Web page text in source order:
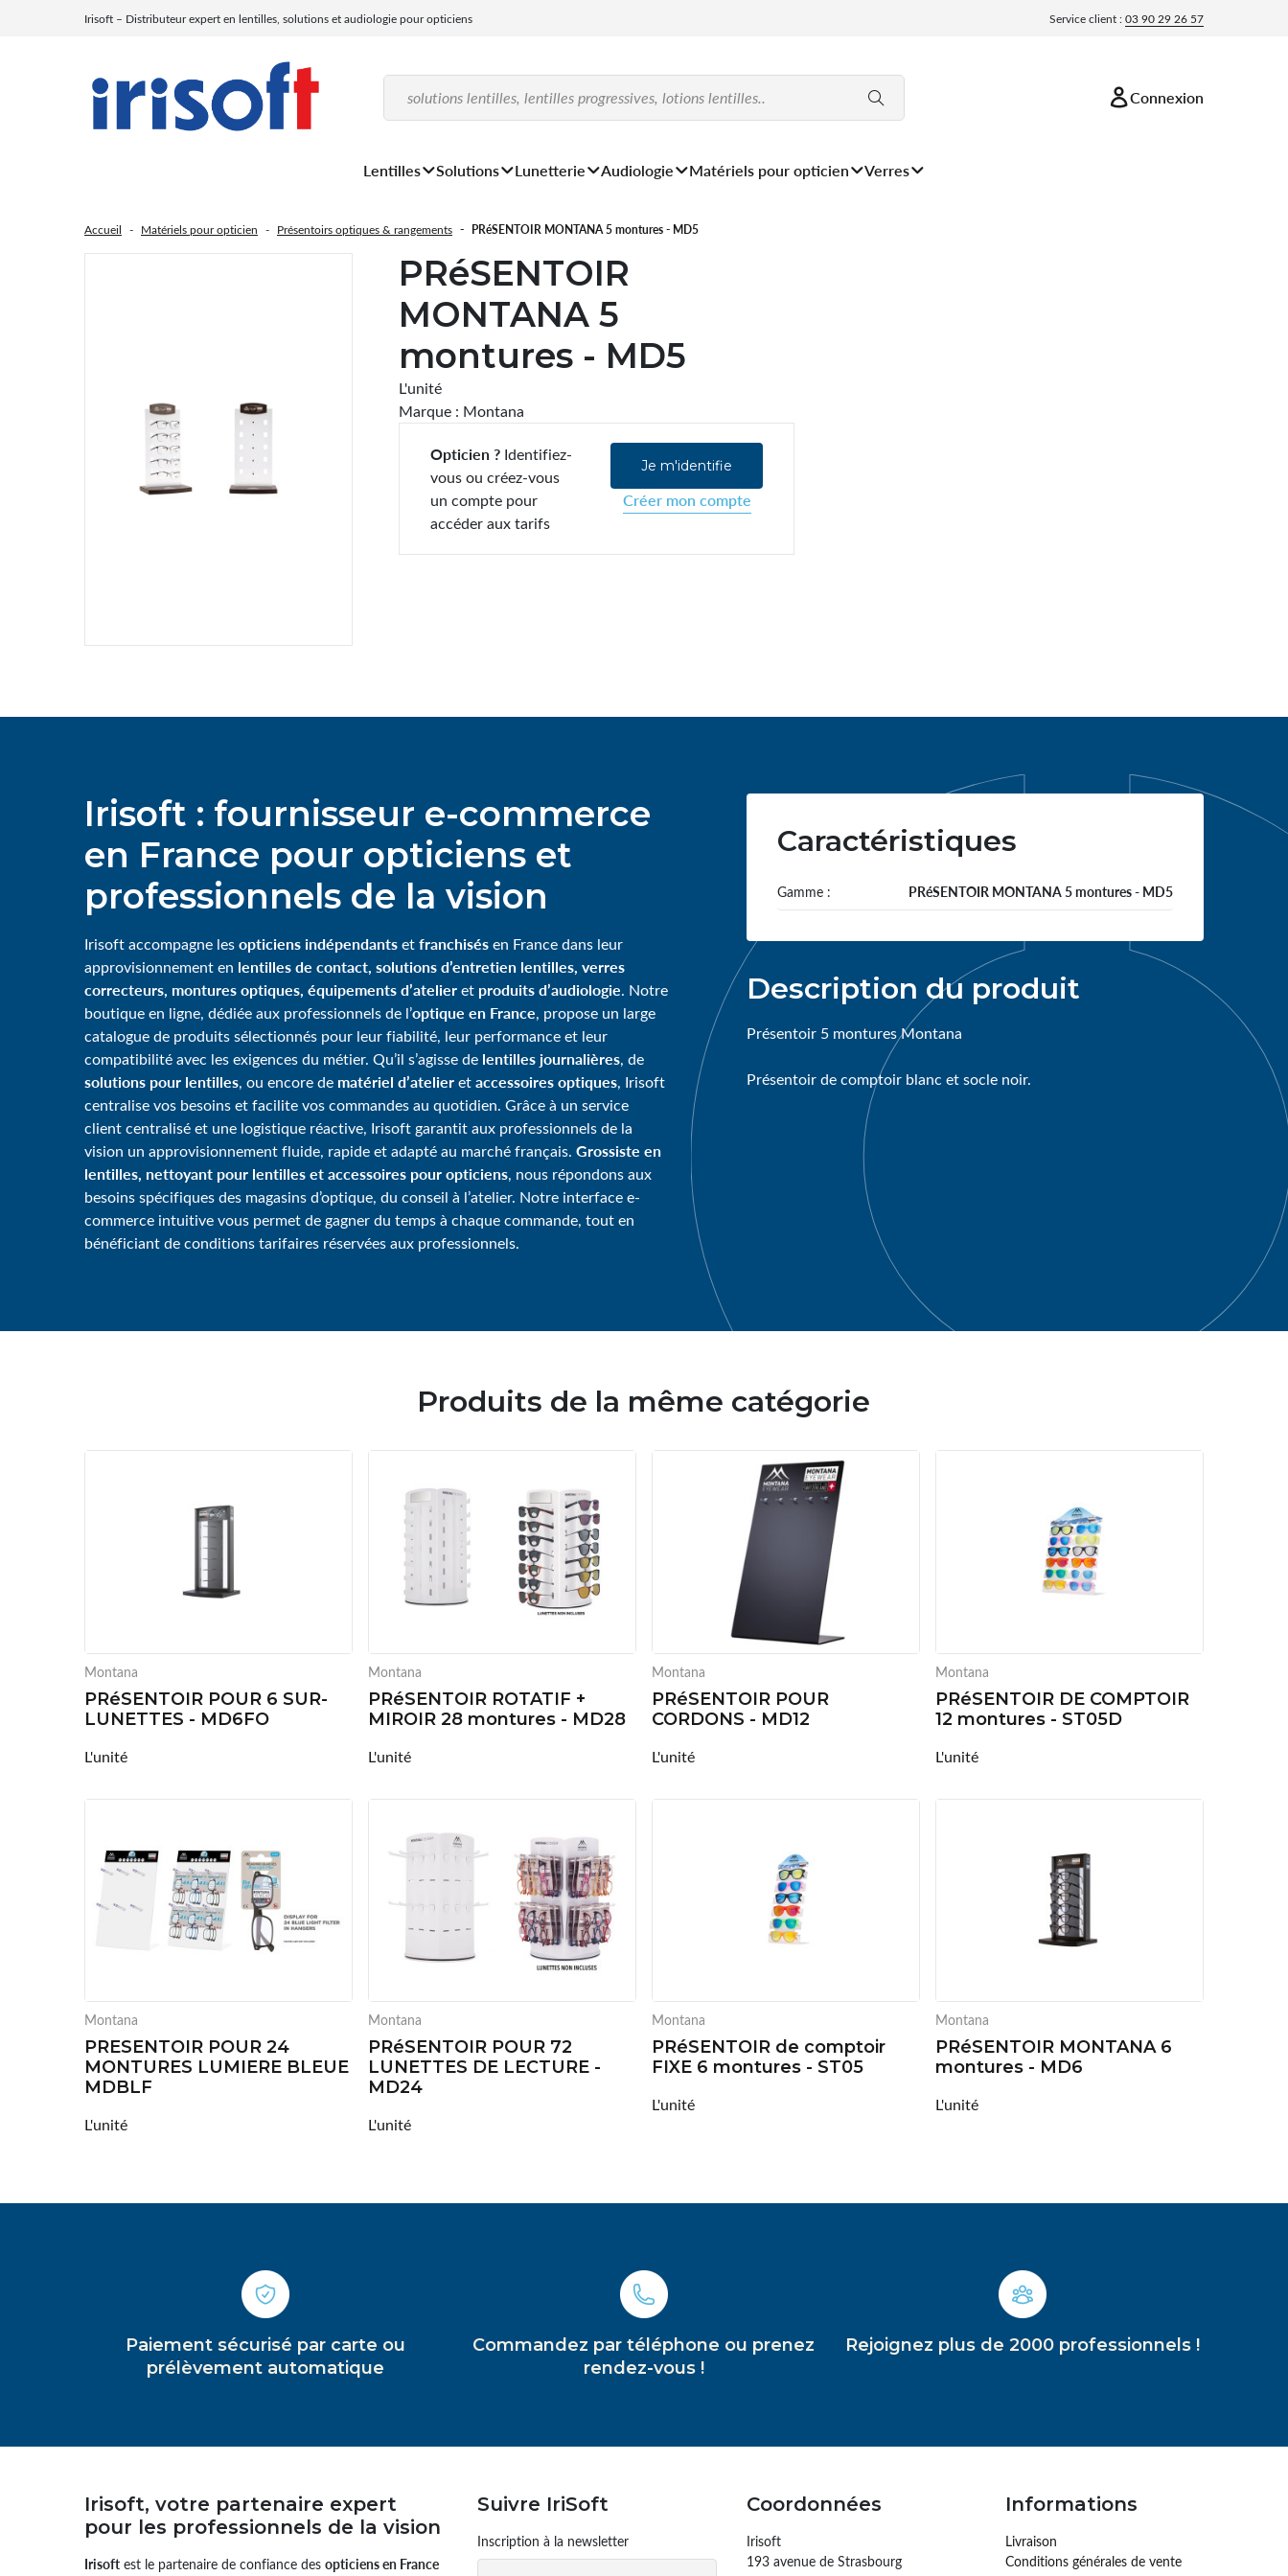
Irisoft – Distributeur expert en lentilles, solutions et audiologie pour opticiens Service client :03 90 29 26 57
Connexion
Lentilles Solutions Lunetterie Audiologie Matériels pour opticien Verres
Accueil Matériels pour opticien Présentoirs optiques & rangements PRéSENTOIR MONTANA 5 montures - MD5
PRéSENTOIR
MONTANA 5
montures - MD5
L'unité
Marque : Montana
Opticien ?Identifiez-
vous ou créez-vous
un compte pour
accéder aux tarifs
Je m'identifie
Créer mon compte
Irisoft : fournisseur e-commerce
en France pour opticiens et
professionnels de la vision
Irisoft accompagne lesopticiens indépendantsetfranchisésen France dans leur
approvisionnement en lentilles de contact, solutions d’entretien lentilles, verres
correcteurs, montures optiques, équipements d’atelieret produits d’audiologie. Notre
boutique en ligne, dédiée aux professionnels de l’optique en France, propose un large
catalogue de produits sélectionnés pour leur fiabilité, leur performance et leur
compatibilité avec les exigences du métier. Qu’il s’agisse de lentilles journalières, de
solutions pour lentilles, ou encore de matériel d’atelieretaccessoires optiques, Irisoft
centralise vos besoins et facilite vos commandes au quotidien. Grâce à un service
client centralisé et une logistique réactive, Irisoft garantit aux professionnels de la
vision un approvisionnement fluide, rapide et adapté au marché français. Grossiste en
lentilles, nettoyant pour lentilles et accessoires pour opticiens, nous répondons aux
besoins spécifiques des magasins d’optique, du conseil à l’atelier. Notre interface e-
commerce intuitive vous permet de gagner du temps à chaque commande, tout en
bénéficiant de conditions tarifaires réservées aux professionnels.
Caractéristiques
Gamme : PRéSENTOIR MONTANA 5 montures - MD5
Description du produit
Présentoir 5 montures Montana
Présentoir de comptoir blanc et socle noir.
Produits de la même catégorie
Montana
PRéSENTOIR POUR 6 SUR-
LUNETTES - MD6FO
L'unité
Montana
PRéSENTOIR ROTATIF +
MIROIR 28 montures - MD28
L'unité
Montana
PRéSENTOIR POUR
CORDONS - MD12
L'unité
Montana
PRéSENTOIR DE COMPTOIR
12 montures - ST05D
L'unité
Montana
PRESENTOIR POUR 24
MONTURES LUMIERE BLEUE
MDBLF
L'unité
Montana
PRéSENTOIR POUR 72
LUNETTES DE LECTURE -
MD24
L'unité
Montana
PRéSENTOIR de comptoir
FIXE 6 montures - ST05
L'unité
Montana
PRéSENTOIR MONTANA 6
montures - MD6
L'unité
Paiement sécurisé par carte ou
prélèvement automatique
Commandez par téléphone ou prenez
rendez-vous !
Rejoignez plus de 2000 professionnels !
Irisoft, votre partenaire expert
pour les professionnels de la vision
Irisoft est le partenaire de confiance des opticiens en France
Suivre IriSoft
Inscription à la newsletter
Email
Coordonnées
Irisoft
193 avenue de Strasbourg
Informations
Livraison
Conditions générales de vente